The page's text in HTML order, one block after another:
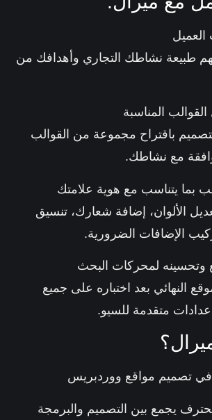
طبيعة نشاطك التجاري وأهدافك من
المناسبة
باقتراح مجموعة من القوالب
مع نشاطك.
يتناسب مع هوية علامتك
إضافة شعارك، تنسيق
الإضافات الضرورية.
لمحركات البحث
النهائي بعد اختباره على جميع
متقدمة للسيو.
مواقع ووردبريس
يجمع بين التصميم والبرمجة